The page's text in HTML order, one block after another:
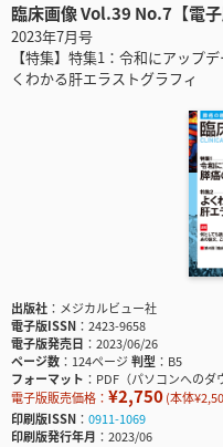
臨床画像 Vol.39 No.7【電子
2023年7月号
【特集】特集1：令和にアップ
くわかる肝エラストグラフィ
出版社
メジカルビュー社
電子版ISSN
2423-9658
電子版発売日
2023/06/26
ページ数
124ページ判型
B5
フォーマット
PDF（パソコンへのダ
電子版販売価格： ¥2,750(本体
印刷版ISSN
0911-1069
印刷版発行年月
2023/06